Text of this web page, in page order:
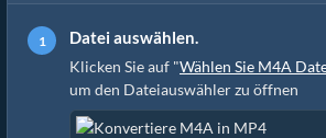
Datei auswählen.
Klicken Sie auf "Wählen Sie M4A
um den Dateiauswähler zu öffnen